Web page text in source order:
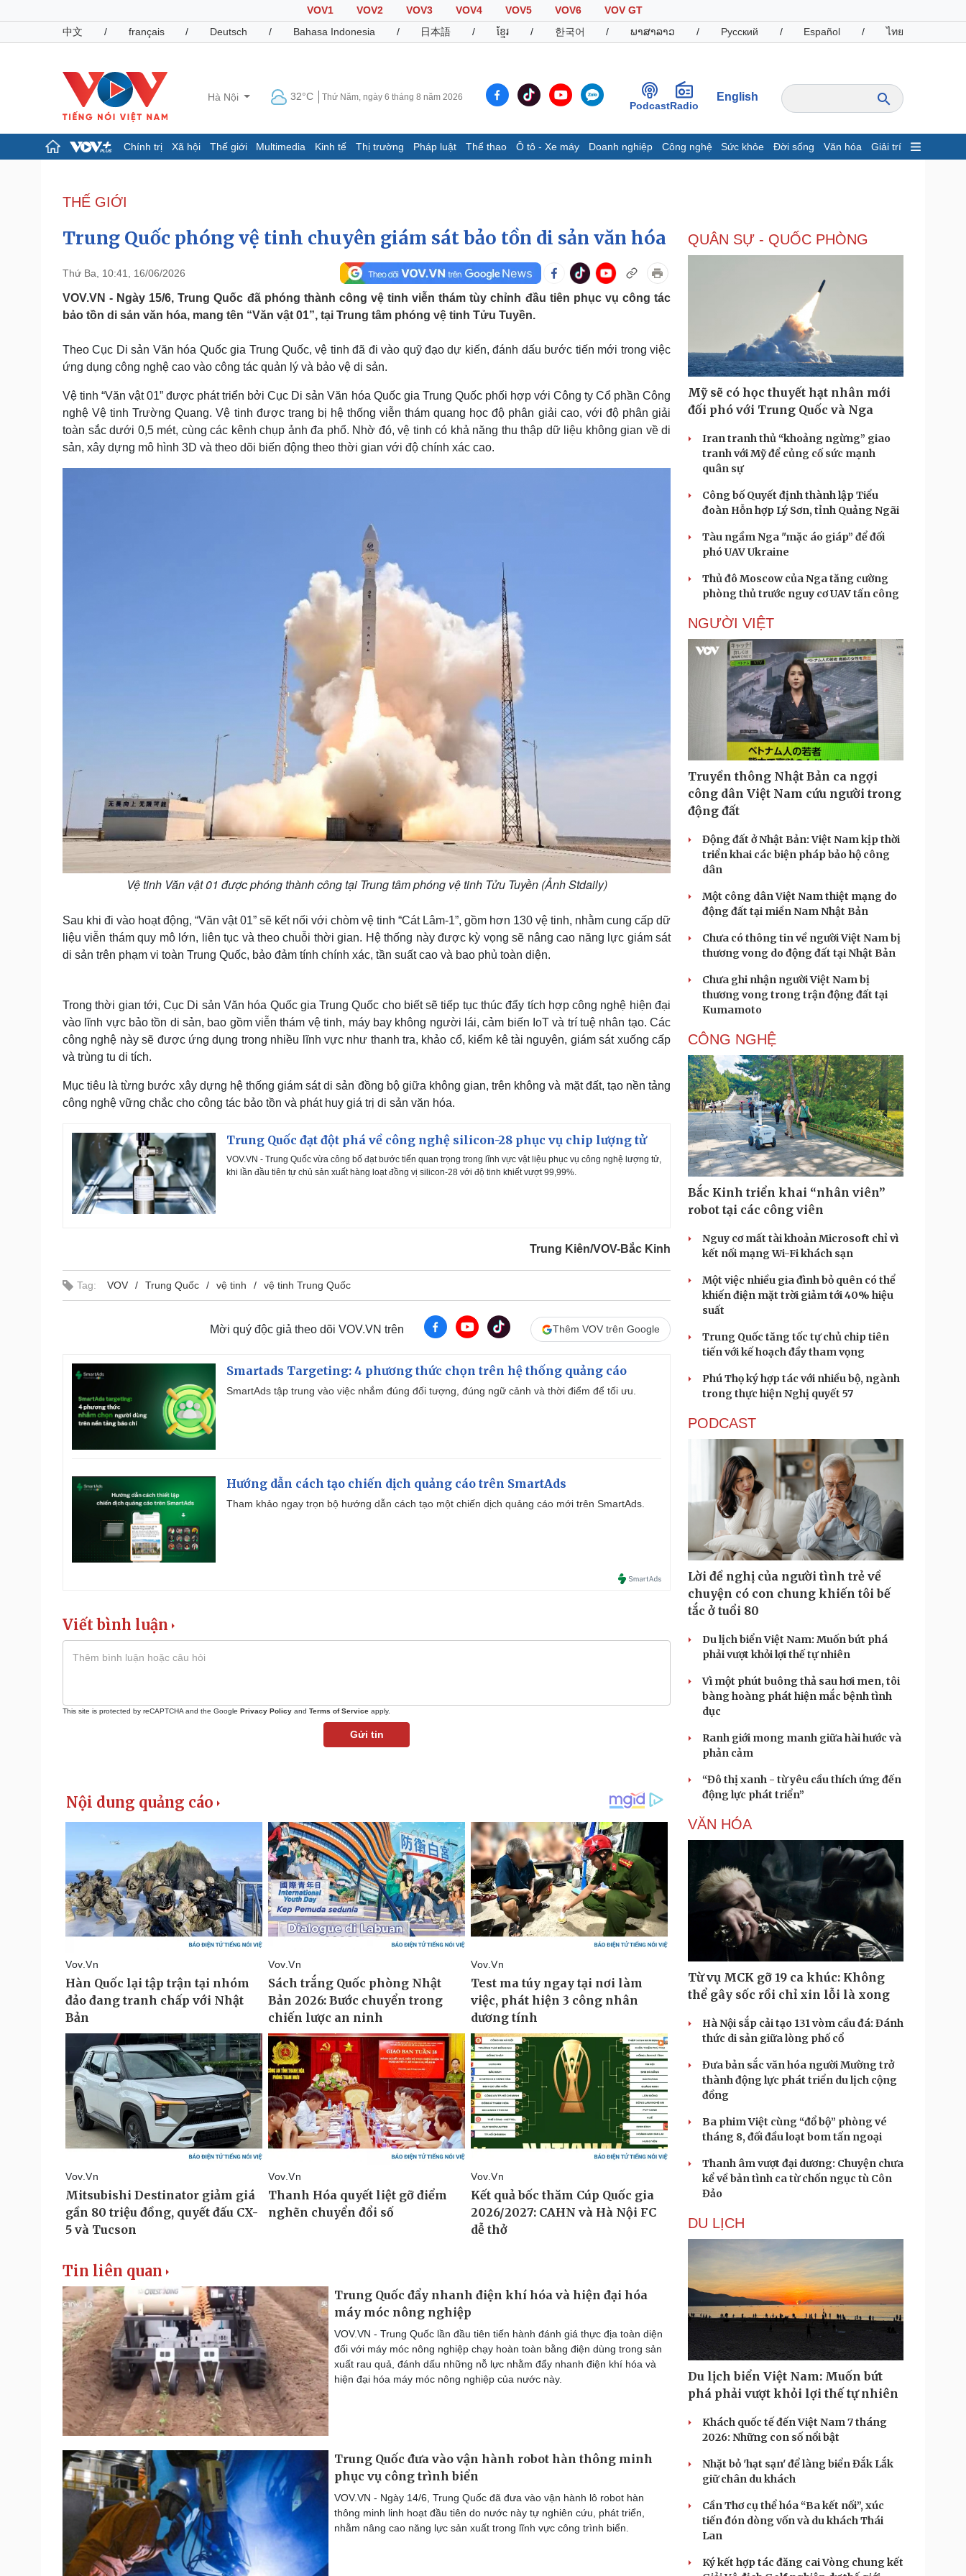
VOV1 VOV2 VOV3 VOV4 VOV5 VOV6
VOV GT
中文
/ français / Deutsch / Bahasa Indonesia / 日本語 / ខ្មែរ / 한국어 / ພາສາລາວ / Русский / Español / ไทย
Hà Nội 32°C Thứ Năm, ngày 6 tháng 8 năm 2026
PodcastRadio
English
Chính trị Xã hội Thế giới Multimedia Kinh tế Thị trường Pháp luật Thể thao Ô tô - Xe máy Doanh nghiệp Công nghệ Sức khỏe Đời sống Văn hóa Giải trí
Đảng
Tổ chức nhân sự
Nhận diện sự thật
Dấu ấn VOV
E-Magazine
Infographic
Chứng khoán
Giá cà phê
Pháp luật
Vụ án
Tư vấn luật
Quân sự - Quốc phòng
Vũ khí
Phân tích
Thể thao
Bóng đá
Thế giới thể thao
eSports
Ô tô - Xe máy
Ô tô
Tư vấn
Doanh nghiệp
Doanh nhân
Vì cộng đồng
Công nghệ
Sành điệu
Tin Công nghệ
Trải nghiệm
Chuyển đổi số
Sức khỏe
Dinh dưỡng - món ngon
Cây thuốc
Sản phụ khoa
Đời sống
Nhà đẹp
Blog
Tình yêu - Gia đình
Văn hóa
Sân khấu - Điện ảnh
Văn học
Âm nhạc
Giải trí
Nghệ sĩ
Thời trang
Du lịch
Tư vấn
Săn Tour
Podcast
Câu chuyện thời sự
Đọc truyện đêm khuya
Cửa sổ tình yêu
THẾ GIỚI
Trung Quốc phóng vệ tinh chuyên giám sát bảo tồn di sản văn hóa
Thứ Ba, 10:41, 16/06/2026
VOV.VN - Ngày 15/6, Trung Quốc đã phóng thành công vệ tinh viễn thám tùy chỉnh đầu tiên phục vụ công tác
bảo tồn di sản văn hóa, mang tên “Văn vật 01”, tại Trung tâm phóng vệ tinh Tửu Tuyền.
Theo Cục Di sản Văn hóa Quốc gia Trung Quốc, vệ tinh đã đi vào quỹ đạo dự kiến, đánh dấu bước tiến mới trong việc
ứng dụng công nghệ cao vào công tác quản lý và bảo vệ di sản.
Vệ tinh “Văn vật 01” được phát triển bởi Cục Di sản Văn hóa Quốc gia Trung Quốc phối hợp với Công ty Cổ phần Công
nghệ Vệ tinh Trường Quang. Vệ tinh được trang bị hệ thống viễn thám quang học độ phân giải cao, với độ phân giải
toàn sắc dưới 0,5 mét, cùng các kênh chụp ảnh đa phổ. Nhờ đó, vệ tinh có khả năng thu thập dữ liệu không gian về di
sản, xây dựng mô hình 3D và theo dõi biến động theo thời gian với độ chính xác cao.
Vệ tinh Văn vật 01 được phóng thành công tại Trung tâm phóng vệ tinh Tửu Tuyền (Ảnh Stdaily)
Sau khi đi vào hoạt động, “Văn vật 01” sẽ kết nối với chòm vệ tinh “Cát Lâm-1”, gồm hơn 130 vệ tinh, nhằm cung cấp dữ
liệu viễn thám quy mô lớn, liên tục và theo chuỗi thời gian. Hệ thống này được kỳ vọng sẽ nâng cao năng lực giám sát
di sản trên phạm vi toàn Trung Quốc, bảo đảm tính chính xác, tần suất cao và bao phủ toàn diện.
Trong thời gian tới, Cục Di sản Văn hóa Quốc gia Trung Quốc cho biết sẽ tiếp tục thúc đẩy tích hợp công nghệ hiện đại
vào lĩnh vực bảo tồn di sản, bao gồm viễn thám vệ tinh, máy bay không người lái, cảm biến IoT và trí tuệ nhân tạo. Các
công nghệ này sẽ được ứng dụng trong nhiều lĩnh vực như thanh tra, khảo cổ, kiểm kê tài nguyên, giám sát xuống cấp
và trùng tu di tích.
Mục tiêu là từng bước xây dựng hệ thống giám sát di sản đồng bộ giữa không gian, trên không và mặt đất, tạo nền tảng
công nghệ vững chắc cho công tác bảo tồn và phát huy giá trị di sản văn hóa.
Trung Quốc đạt đột phá về công nghệ silicon-28 phục vụ chip lượng tử
VOV.VN - Trung Quốc vừa công bố đạt bước tiến quan trọng trong lĩnh vực vật liệu phục vụ công nghệ lượng tử,
khi lần đầu tiên tự chủ sản xuất hàng loạt đồng vị silicon-28 với độ tinh khiết vượt 99,99%.
Trung Kiên/VOV-Bắc Kinh
Tag: VOV Trung Quốc vệ tinh vệ tinh Trung Quốc
Mời quý độc giả theo dõi VOV.VN trên Thêm VOV trên Google
Smartads Targeting: 4 phương thức chọn trên hệ thống quảng cáo
SmartAds tập trung vào việc nhắm đúng đối tượng, đúng ngữ cảnh và thời điểm để tối ưu.
Hướng dẫn cách tạo chiến dịch quảng cáo trên SmartAds
Tham khảo ngay trọn bộ hướng dẫn cách tạo một chiến dịch quảng cáo mới trên SmartAds.
Viết bình luận
This site is protected by reCAPTCHA and the Google Privacy Policy and Terms of Service apply.
Gửi tin
Tin liên quan
Trung Quốc đẩy nhanh điện khí hóa và hiện đại hóa
máy móc nông nghiệp
VOV.VN - Trung Quốc lần đầu tiên tiến hành đánh giá thực địa toàn diện
đối với máy móc nông nghiệp chạy hoàn toàn bằng điện dùng trong sản
xuất rau quả, đánh dấu những nỗ lực nhằm đẩy nhanh điện khí hóa và
hiện đại hóa máy móc nông nghiệp của nước này.
Trung Quốc đưa vào vận hành robot hàn thông minh
phục vụ công trình biển
VOV.VN - Ngày 14/6, Trung Quốc đã đưa vào vận hành lô robot hàn
thông minh linh hoạt đầu tiên do nước này tự nghiên cứu, phát triển,
nhằm nâng cao năng lực sản xuất trong lĩnh vực công trình biển.
QUÂN SỰ - QUỐC PHÒNG
Mỹ sẽ có học thuyết hạt nhân mới
đối phó với Trung Quốc và Nga
Iran tranh thủ “khoảng ngừng” giao
tranh với Mỹ để củng cố sức mạnh
quân sự
Công bố Quyết định thành lập Tiểu
đoàn Hỗn hợp Lý Sơn, tỉnh Quảng Ngãi
Tàu ngầm Nga "mặc áo giáp” để đối
phó UAV Ukraine
Thủ đô Moscow của Nga tăng cường
phòng thủ trước nguy cơ UAV tấn công
NGƯỜI VIỆT
Truyền thông Nhật Bản ca ngợi
công dân Việt Nam cứu người trong
động đất
Động đất ở Nhật Bản: Việt Nam kịp thời
triển khai các biện pháp bảo hộ công
dân
Một công dân Việt Nam thiệt mạng do
động đất tại miền Nam Nhật Bản
Chưa có thông tin về người Việt Nam bị
thương vong do động đất tại Nhật Bản
Chưa ghi nhận người Việt Nam bị
thương vong trong trận động đất tại
Kumamoto
CÔNG NGHỆ
Bắc Kinh triển khai “nhân viên”
robot tại các công viên
Nguy cơ mất tài khoản Microsoft chỉ vì
kết nối mạng Wi-Fi khách sạn
Một việc nhiều gia đình bỏ quên có thể
khiến điện mặt trời giảm tới 40% hiệu
suất
Trung Quốc tăng tốc tự chủ chip tiên
tiến với kế hoạch đầy tham vọng
Phú Thọ ký hợp tác với nhiều bộ, ngành
trong thực hiện Nghị quyết 57
PODCAST
Lời đề nghị của người tình trẻ về
chuyện có con chung khiến tôi bế
tắc ở tuổi 80
Du lịch biển Việt Nam: Muốn bứt phá
phải vượt khỏi lợi thế tự nhiên
Vì một phút buông thả sau hơi men, tôi
bàng hoàng phát hiện mắc bệnh tình
dục
Ranh giới mong manh giữa hài hước và
phản cảm
“Đô thị xanh - từ yêu cầu thích ứng đến
động lực phát triển”
VĂN HÓA
Từ vụ MCK gỡ 19 ca khúc: Không
thể gây sốc rồi chỉ xin lỗi là xong
Hà Nội sắp cải tạo 131 vòm cầu đá: Đánh
thức di sản giữa lòng phố cổ
Đưa bản sắc văn hóa người Mường trở
thành động lực phát triển du lịch cộng
đồng
Ba phim Việt cùng “đổ bộ” phòng vé
tháng 8, đối đầu loạt bom tấn ngoại
Thanh âm vượt đại dương: Chuyện chưa
kể về bản tình ca từ chốn ngục tù Côn
Đảo
DU LỊCH
Du lịch biển Việt Nam: Muốn bứt
phá phải vượt khỏi lợi thế tự nhiên
Khách quốc tế đến Việt Nam 7 tháng
2026: Những con số nổi bật
Nhặt bỏ 'hạt sạn' để làng biển Đắk Lắk
giữ chân du khách
Cần Thơ cụ thể hóa “Ba kết nối”, xúc
tiến đón dòng vốn và du khách Thái
Lan
Ký kết hợp tác đăng cai Vòng chung kết